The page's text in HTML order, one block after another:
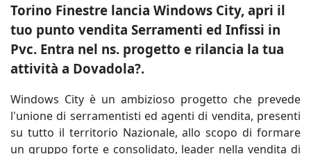
Torino Finestre lancia Windows City, apri il
tuo punto vendita Serramenti ed Infissi in
Pvc. Entra nel ns. progetto e rilancia la tua
attività a Dovadola?.
Windows City è un ambizioso progetto che prevede
l'unione di serramentisti ed agenti di vendita, presenti
su tutto il territorio Nazionale, allo scopo di formare
un gruppo forte e consolidato, leader nella vendita di